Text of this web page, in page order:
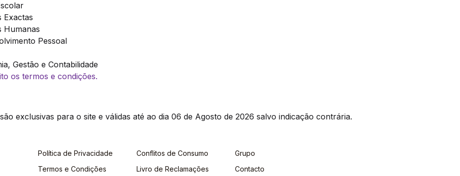
Exactas
Humanas
Pessoal
Gestão e Contabilidade
os termos e condições.
exclusivas para o site e válidas até ao dia 06 de Agosto de 2026 salvo indicação contrária.
Política de Privacidade
Termos e Condições
Conflitos de Consumo
Livro de Reclamações
Grupo
Contacto